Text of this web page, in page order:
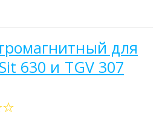
для
630 и TGV 307